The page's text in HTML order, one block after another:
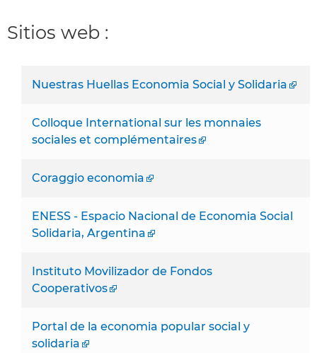
Sitios web :
Nuestras Huellas Economia Social y Solidaria
Colloque International sur les monnaies
sociales et complémentaires
Coraggio economia
ENESS - Espacio Nacional de Economia Social
Solidaria, Argentina
Instituto Movilizador de Fondos
Cooperativos
Portal de la economia popular social y
solidaria